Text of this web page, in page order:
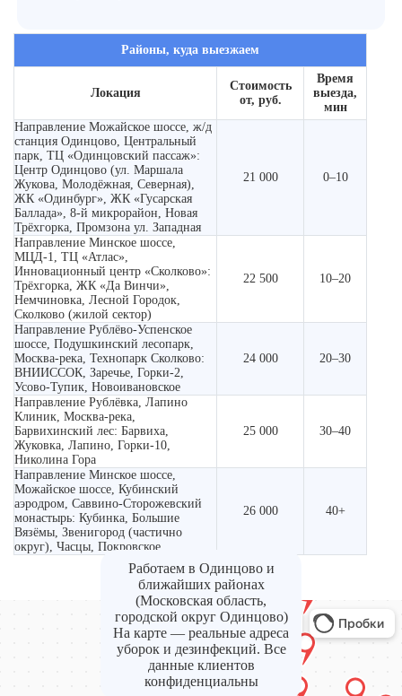
Районы, куда выезжаем
Локация
Стоимость
от, руб.
Время
выезда,
мин
Направление Можайское шоссе, ж/д
станция Одинцово, Центральный
парк, ТЦ «Одинцовский пассаж»:
Центр Одинцово (ул. Маршала
Жукова, Молодёжная, Северная),
ЖК «Одинбург», ЖК «Гусарская
Баллада», 8-й микрорайон, Новая
Трёхгорка, Промзона ул. Западная
21 000 0–10
Направление Минское шоссе,
МЦД-1, ТЦ «Атлас»,
Инновационный центр «Сколково»:
Трёхгорка, ЖК «Да Винчи»,
Немчиновка, Лесной Городок,
Сколково (жилой сектор)
22 500 10–20
Направление Рублёво-Успенское
шоссе, Подушкинский лесопарк,
Москва-река, Технопарк Сколково:
ВНИИССОК, Заречье, Горки-2,
Усово-Тупик, Новоивановское
24 000 20–30
Направление Рублёвка, Лапино
Клиник, Москва-река,
Барвихинский лес: Барвиха,
Жуковка, Лапино, Горки-10,
Николина Гора
25 000 30–40
Направление Минское шоссе,
Можайское шоссе, Кубинский
аэродром, Саввино-Сторожевский
монастырь: Кубинка, Большие
Вязёмы, Звенигород (частично
округ), Часцы, Покровское
26 000 40+
Работаем в Одинцово и
ближайших районах
(Московская область,
городской округ Одинцово)
На карте — реальные адреса
уборок и дезинфекций. Все
данные клиентов
конфиденциальны